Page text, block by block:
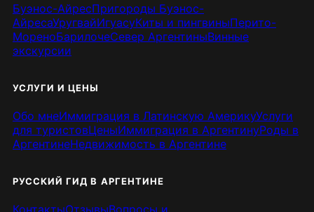
Буэнос-АйресПригороды Буэнос-
АйресаУругвайИгуасуКиты и пингвиныПерито-
МореноБарилочеСевер АргентиныВинные
экскурсии
УСЛУГИ И ЦЕНЫ
Обо мнеИммиграция в Латинскую АмерикуУслуги
для туристовЦеныИммиграция в АргентинуРоды в
АргентинеНедвижимость в Аргентине
РУССКИЙ ГИД В АРГЕНТИНЕ
КонтактыОтзывыВопросы и